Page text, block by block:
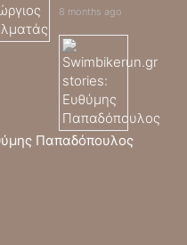
8 months ago
Παπαδόπουλος